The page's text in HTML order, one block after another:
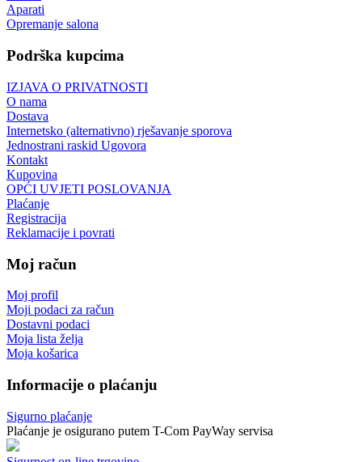
Aparati
Opremanje salona
Podrška kupcima
IZJAVA O PRIVATNOSTI
O nama
Dostava
Internetsko (alternativno) rješavanje sporova
Jednostrani raskid Ugovora
Kontakt
Kupovina
OPĆI UVJETI POSLOVANJA
Plaćanje
Registracija
Reklamacije i povrati
Moj račun
Moj profil
Moji podaci za račun
Dostavni podaci
Moja lista želja
Moja košarica
Informacije o plaćanju
Sigurno plaćanje
Plaćanje je osigurano putem T-Com PayWay servisa